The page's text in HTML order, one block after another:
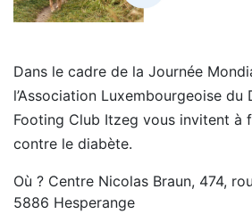
Dans le cadre de la Journée
l’Association Luxembourgeoise du
Footing Club Itzeg vous invitent à
contre le diabète.
Où ? Centre Nicolas Braun, 474,
5886 Hesperange